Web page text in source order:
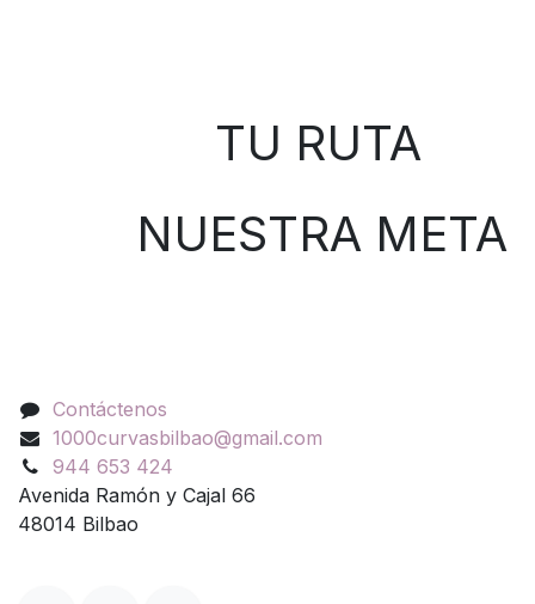
TU RUTA
NUESTRA META
Contáctenos
1000curvasbilbao@gmail.com
944 653 424
Avenida Ramón y Cajal 66
48014 Bilbao